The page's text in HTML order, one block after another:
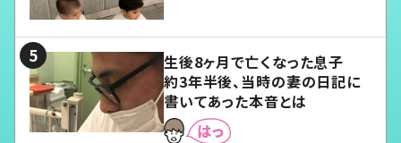
生後8ヶ月で亡くなった息子
約3年半後、当時の妻の日記に
書いてあった本音とは